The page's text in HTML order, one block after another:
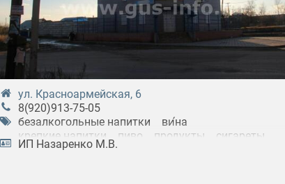
ул. Красноармейская, 6
8(920)913-75-05
безалкогольные напитки
ви́на
крепкие напитки
пиво продукты
сигареты
соки
спиртные напитки
ИП Назаренко М.В.